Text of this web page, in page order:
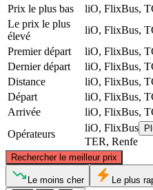
Prix ​​le plus bas
liO, FlixBus,
Le prix le plus
élevé
liO, FlixBus,
Premier départ
liO, FlixBus,
Dernier départ
liO, FlixBus,
Distance
liO, FlixBus,
Départ
liO, FlixBus,
Arrivée
liO, FlixBus,
Opérateurs
liO, FlixBus
TER, Renfe
Rechercher le meilleur prix
Le moins cher Le plus